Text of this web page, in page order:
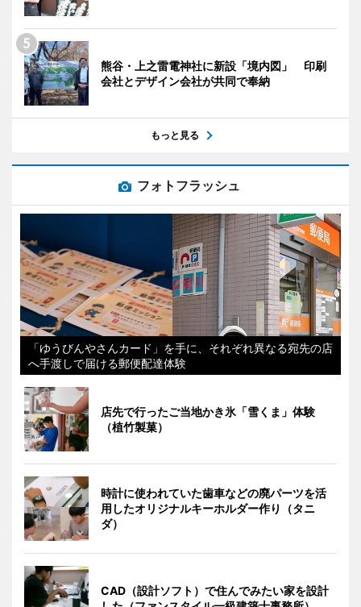
熊谷・上之雷電神社に新設「境内図」 印刷
会社とデザイン会社が共同で奉納
もっと見る
フォトフラッシュ
「ゆうびんやさんカード」を手に、それぞれ異なる宛先の店
へ手渡しで届ける郵便配達体験
店先で行ったご当地かき氷「雪くま」体験
（植竹製菓）
時計に使われていた歯車などの廃パーツを活
用したオリジナルキーホルダー作り（タニ
ダ）
CAD（設計ソフト）で住んでみたい家を設計